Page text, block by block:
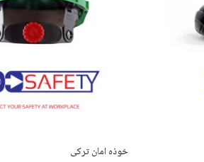
خوذه امان تركى